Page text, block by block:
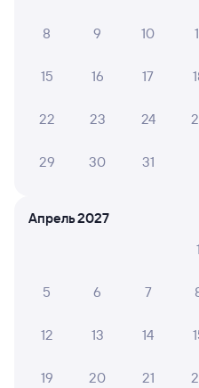
8 9 10
15 16 17
22 23 24
29 30 31
Апрель 2027
1
5 6 7
12 13 14
19 20 21